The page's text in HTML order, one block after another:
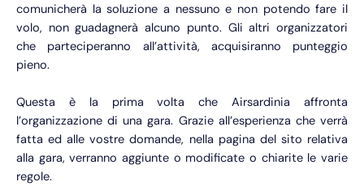
comunicherà la soluzione a nessuno e non potendo fare il
volo, non guadagnerà alcuno punto. Gli altri organizzatori
che parteciperanno all’attività, acquisiranno punteggio
pieno.
Questa è la prima volta che Airsardinia affronta
l’organizzazione di una gara. Grazie all’esperienza che verrà
fatta ed alle vostre domande, nella pagina del sito relativa
alla gara, verranno aggiunte o modificate o chiarite le varie
regole.